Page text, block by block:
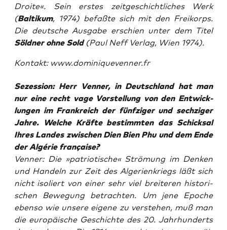
Droite«. Sein erstes zeitgeschichtliches Werk
(Baltikum, 1974) befaßte sich mit den Freikorps.
Die deutsche Ausgabe erschien unter dem Titel
Söldner ohne Sold(Paul Neff Verlag, Wien 1974).
Kontakt: www.dominiquevenner.fr
Sezes­si­on: Herr Ven­ner, in Deutsch­land hat man
nur eine recht vage Vor­stel­lung von den Ent­wick­
lun­gen im Frank­reich der fünf­zi­ger und sech­zi­ger
Jah­re. Wel­che Kräf­te bestimm­ten das Schick­sal
Ihres Lan­des zwi­schen Dien Bien Phu und dem Ende
derAlgé­rie fran­çai­se?
Ven­ner: Die »patrio­ti­sche« Strö­mung im Den­ken
und Han­deln zur Zeit des Alge­ri­en­kriegs läßt sich
nicht iso­liert von einer sehr viel brei­te­ren his­to­ri­
schen Bewe­gung betrach­ten. Um jene Epo­che
eben­so wie unse­re eige­ne zu ver­ste­hen, muß man
die euro­päi­sche Geschich­te des 20. Jahr­hun­derts